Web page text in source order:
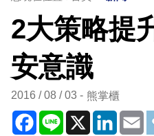
2大策略提
安意識
2016 / 08 / 03 熊掌櫃
Facebook
Line X